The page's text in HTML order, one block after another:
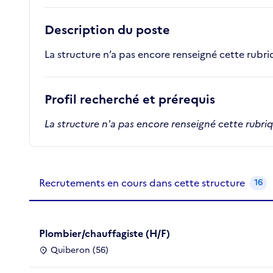
Description du poste
La structure n’a pas encore renseigné cette
Profil recherché et prérequis
La structure n'a pas encore renseigné cette
Recrutements de la structure
Recrutements en cours dans cette structure 16
Plombier/chauffagiste (H/F)
Quiberon (56)